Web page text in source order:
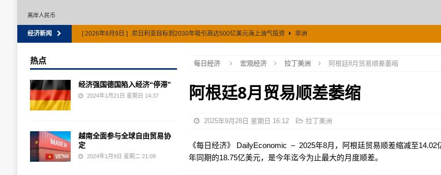
离岸人民币
经济新闻 [ 2026年8月9日 ] 尼日利亚目标到2030年吸引高达500亿美元海上油气投资 非洲
每日经济 宏观经济 拉丁美洲 阿根廷8月贸易顺差萎缩
阿根廷8月贸易顺差萎缩
2025年9月28日 星期日 16:12 拉丁美洲
《每日经济》 DailyEconomic – 2025年8月，阿根廷贸易顺差缩减至14.02
年同期的18.75亿美元，是今年迄今为止最大的月度顺差。
热点
经济强国德国陷入经济“停滞”
2024年1月21日 星期日 14:37
越南全面参与全球自由贸易协
定
2024年1月9日 星期二 21:09